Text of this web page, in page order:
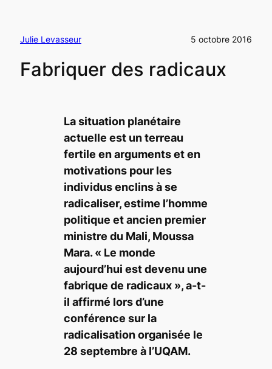
Julie Levasseur 5 octobre 2016
Fabriquer des radicaux
La situation planétaire
actuelle est un terreau
fertile en arguments et en
motivations pour les
individus enclins à se
radicaliser, estime l’homme
politique et ancien premier
ministre du Mali, Moussa
Mara.« Le monde
aujourd’hui est devenu une
fabrique de radicaux », a-t-
il affirmé lors d’une
conférence sur la
radicalisation organisée le
28 septembre à l’UQAM.